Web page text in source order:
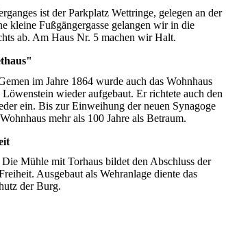
ist der Parkplatz Wettringe, gelegen an der
kleine Fußgängergasse gelangen wir in die
ab. Am Haus Nr. 5 machen wir Halt.
im Jahre 1864 wurde auch das Wohnhaus
wieder aufgebaut. Er richtete auch den
ein. Bis zur Einweihung der neuen Synagoge
mehr als 100 Jahre als Betraum.
Mühle mit Torhaus bildet den Abschluss der
Ausgebaut als Wehranlage diente das
der Burg.